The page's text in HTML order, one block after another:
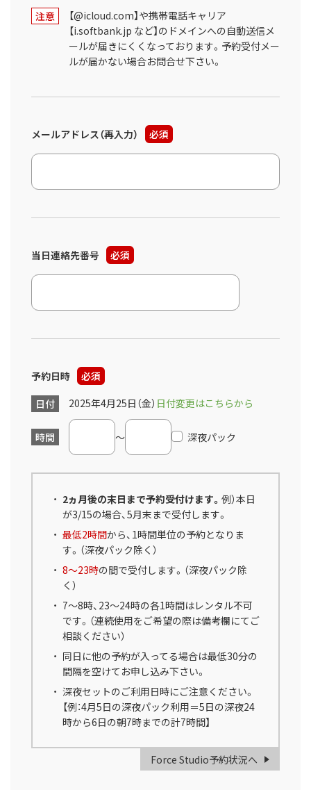
注意
【@icloud.com】や携帯電話キャリア
【i.softbank.jp など】のドメインへの自動送信メ
ールが届きにくくなっております。予約受付メー
ルが届かない場合お問合せ下さい。
メールアドレス（再入力） 必須
当日連絡先番号 必須
予約日時
必須
日付
2025年4月25日（金） 日付変更はこちらから
時間 ～ 深夜パック
2ヵ月後の末日まで予約受付けます。 例）本日
が3/15の場合、5月末まで受付します。
最低2時間から、1時間単位の予約となりま
す。（深夜パック除く）
8～23時の間で受付します。（深夜パック除
く）
7～8時、23～24時の各1時間はレンタル不可
です。（連続使用をご希望の際は備考欄にてご
相談ください）
同日に他の予約が入ってる場合は最低30分の
間隔を空けてお申し込み下さい。
深夜セットのご利用日時にご注意ください。
【例：4月5日の深夜パック利用＝5日の深夜24
時から6日の朝7時までの計7時間】
Force Studio予約状況へ